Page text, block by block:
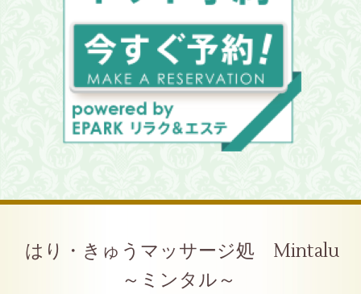
はり・きゅうマッサージ処 Mintalu
～ミンタル～